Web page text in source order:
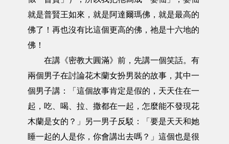
就是普賢王如來，就是阿達爾瑪佛，就是最高的
佛了！再也沒有比這個更高的佛，祂是十六地的
佛！
在講《密教大圓滿》前，先講一個笑話。有
兩個男子在討論花木蘭女扮男裝的故事，其中一
個男子講：「這個故事肯定是假的，天天住在一
起，吃、喝、拉、撒都在一起，怎麼能不發現花
木蘭是女的？」另一男子反駁：「要是天天和她
睡一起的人是你，你會講出去嗎？」這個也是很